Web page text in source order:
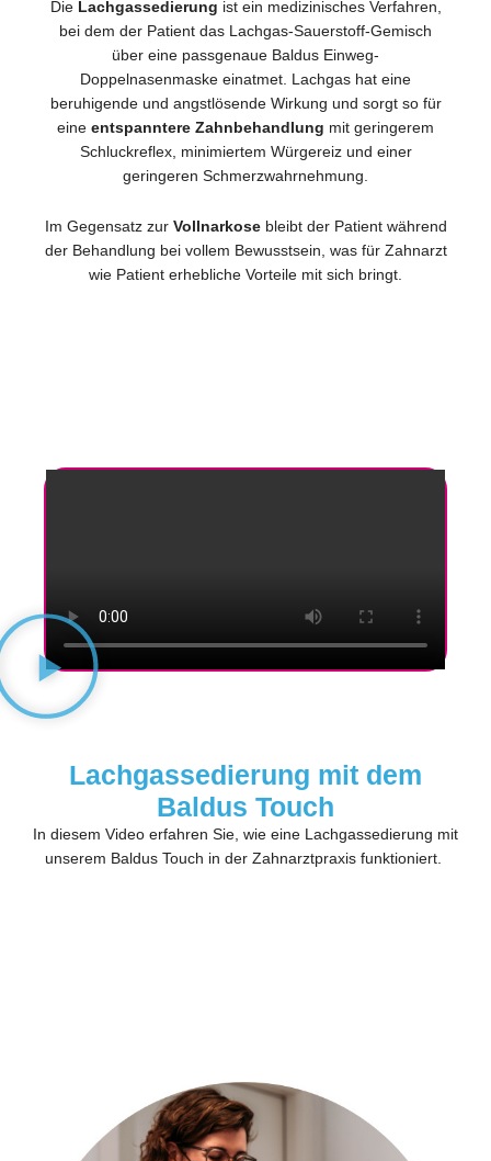
Die Lachgassedierung ist ein medizinisches Verfahren,
bei dem der Patient das Lachgas-Sauerstoff-Gemisch
über eine passgenaue Baldus Einweg-
Doppelnasenmaske einatmet. Lachgas hat eine
beruhigende und angstlösende Wirkung und sorgt so für
eine entspanntere Zahnbehandlung mit geringerem
Schluckreflex, minimiertem Würgereiz und einer
geringeren Schmerzwahrnehmung.
Im Gegensatz zur Vollnarkosebleibt der Patient während
der Behandlung bei vollem Bewusstsein, was für Zahnarzt
wie Patient erhebliche Vorteile mit sich bringt.
Lachgassedierung mit dem
Baldus Touch
In diesem Video erfahren Sie, wie eine Lachgassedierung mit
unserem Baldus Touch in der Zahnarztpraxis funktioniert.